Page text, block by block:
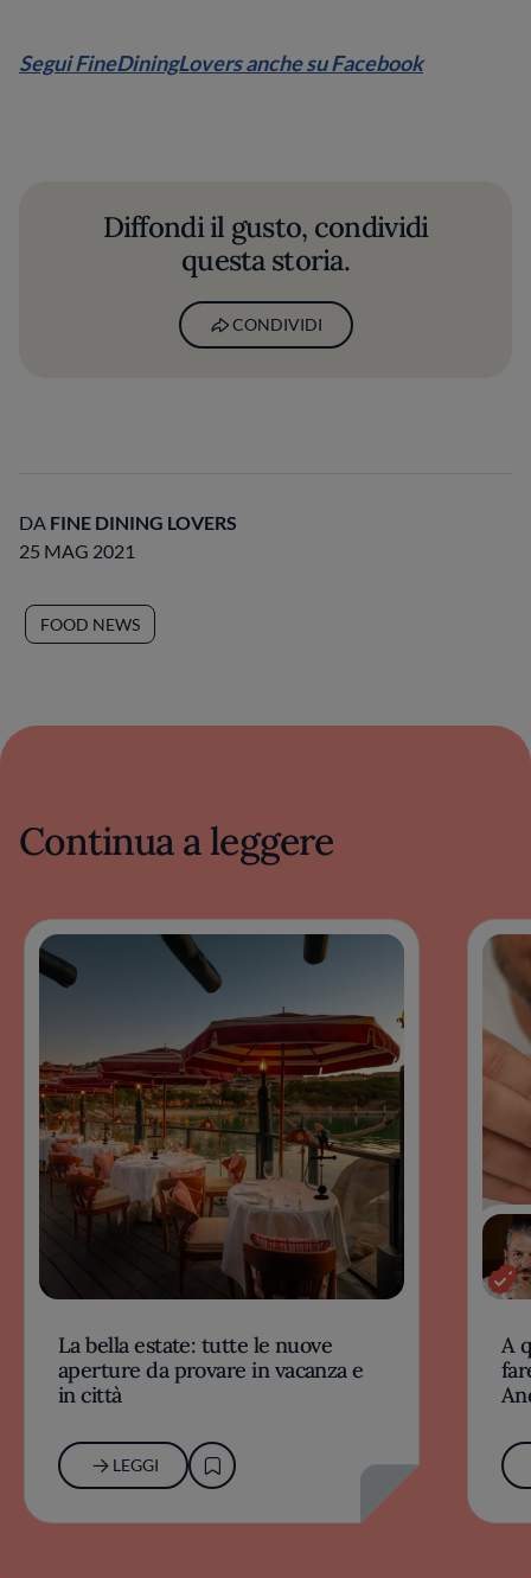
Segui FineDiningLovers anche su Facebook
Diffondi il gusto, condividi
questa storia.
CONDIVIDI
DA FINE DINING LOVERS
25 MAG 2021
FOOD NEWS
Continua a leggere
La bella estate: tutte le nuove
aperture da provare in vacanza e
in città
LEGGI
A